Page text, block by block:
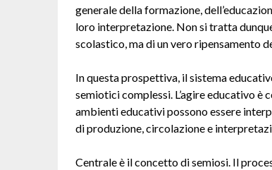
generale della formazione,
loro interpretazione. Non si tratta
scolastico, ma di un vero ripensamento
In questa prospettiva, il sistema
semiotici complessi. L’agire educativo
ambienti educativi possono essere
di produzione, circolazione e
Centrale è il concetto di semiosi. Il